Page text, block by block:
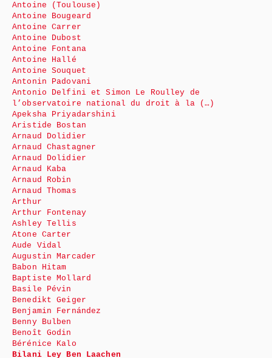
Antoine (Toulouse)
Antoine Bougeard
Antoine Carrer
Antoine Dubost
Antoine Fontana
Antoine Hallé
Antoine Souquet
Antonin Padovani
Antonio Delfini et Simon Le Roulley de
l’observatoire national du droit à la (…)
Apeksha Priyadarshini
Aristide Bostan
Arnaud Dolidier
Arnaud Chastagner
Arnaud Dolidier
Arnaud Kaba
Arnaud Robin
Arnaud Thomas
Arthur
Arthur Fontenay
Ashley Tellis
Atone Carter
Aude Vidal
Augustin Marcader
Babon Hitam
Baptiste Mollard
Basile Pévin
Benedikt Geiger
Benjamin Fernández
Benny Bulben
Benoît Godin
Bérénice Kalo
Bilani Ley Ben Laachen